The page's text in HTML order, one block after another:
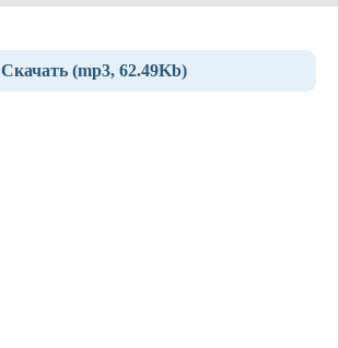
Скачать (mp3, 62.49Kb)